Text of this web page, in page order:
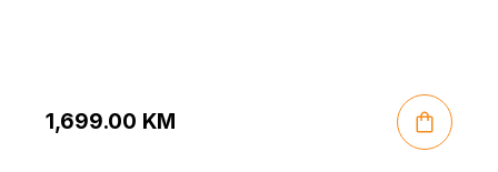
1,699.00 KM